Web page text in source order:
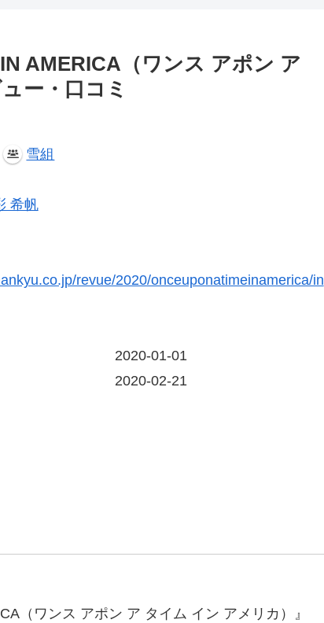
AMERICA（ワンス アポン ア
ー・口コミ
雪組
希帆
revue/2020/onceuponatimeinamerica/in
2020-01-01
2020-02-21
（ワンス アポン ア タイム イン アメリカ）』